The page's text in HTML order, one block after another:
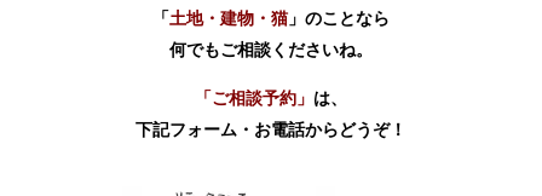
「土地・建物・猫 」のことなら
何でもご相談くださいね。
「ご相談予約」 は、
下記フォーム・お電話からどうぞ！